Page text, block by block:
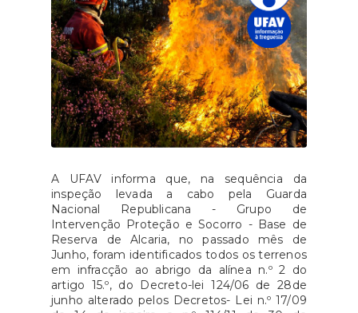
A UFAV informa que, na sequência da
inspeção levada a cabo pela Guarda
Nacional Republicana - Grupo de
Intervenção Proteção e Socorro - Base de
Reserva de Alcaria, no passado mês de
Junho, foram identificados todos os terrenos
em infracção ao abrigo da alínea n.º 2 do
artigo 15.º, do Decreto-lei 124/06 de 28de
junho alterado pelos Decretos- Lei n.º 17/09